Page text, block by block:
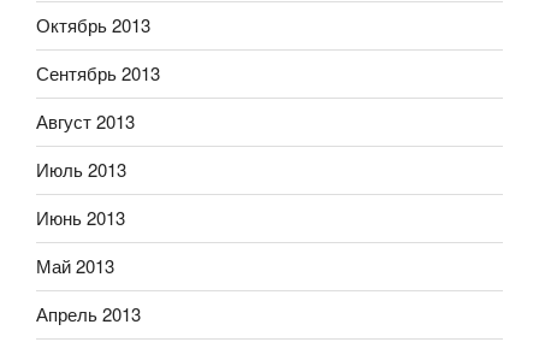
Октябрь 2013
Сентябрь 2013
Август 2013
Июль 2013
Июнь 2013
Май 2013
Апрель 2013